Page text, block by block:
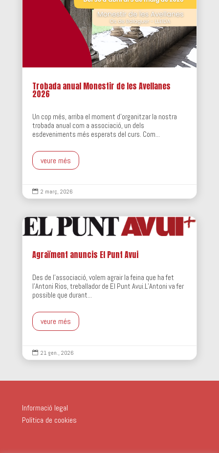
Trobada anual Monestir de les Avellanes
2026
Un cop més, arriba el moment d'organitzar la nostra
trobada anual com a associació, un dels
esdeveniments més esperats del curs. Com...
veure més
 2 març, 2026
Agraïment anuncis El Punt Avui
Des de l'associació, volem agrair la feina que ha fet
l'Antoni Rios, treballador de El Punt Avui.L’Antoni va fer
possible que durant...
veure més
 21 gen., 2026
Informació legal
Política de cookies